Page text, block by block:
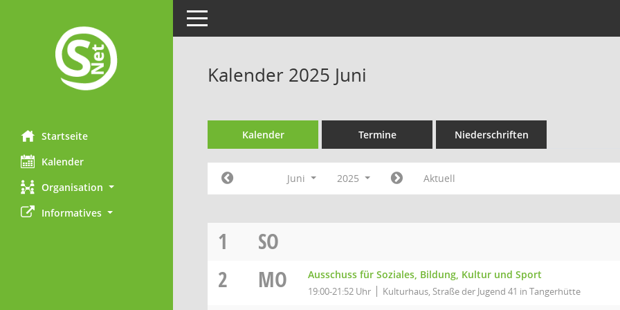
Startseite
Kalender
Organisation
Informatives
Toggle navigation
Kalender 2025 Juni
Kalender Termine Niederschriften
Juni 2025 Aktuell
1
SO
2
MO Ausschuss für Soziales, Bildung, Kultur und Sport
19:00-21:52 Uhr Kulturhaus, Straße der Jugend 41 in Tangerhütte